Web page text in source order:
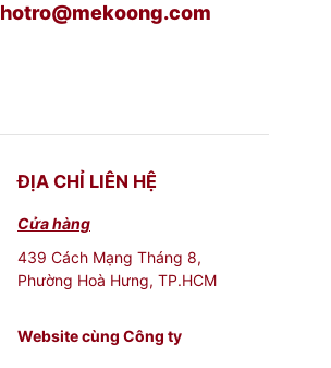
hotro@mekoong.com
ĐỊA CHỈ LIÊN HỆ
Cửa hàng
439 Cách Mạng Tháng 8,
Phường Hoà Hưng, TP.HCM
Website cùng Công ty